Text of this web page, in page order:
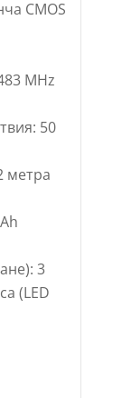
CMOS
MHz
50
метра
3
(LED